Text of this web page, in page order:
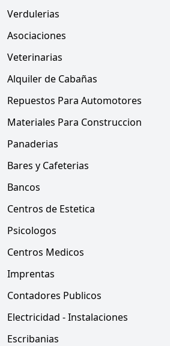
Verdulerias
Asociaciones
Veterinarias
Alquiler de Cabañas
Repuestos Para Automotores
Materiales Para Construccion
Panaderias
Bares y Cafeterias
Bancos
Centros de Estetica
Psicologos
Centros Medicos
Imprentas
Contadores Publicos
Electricidad - Instalaciones
Escribanias